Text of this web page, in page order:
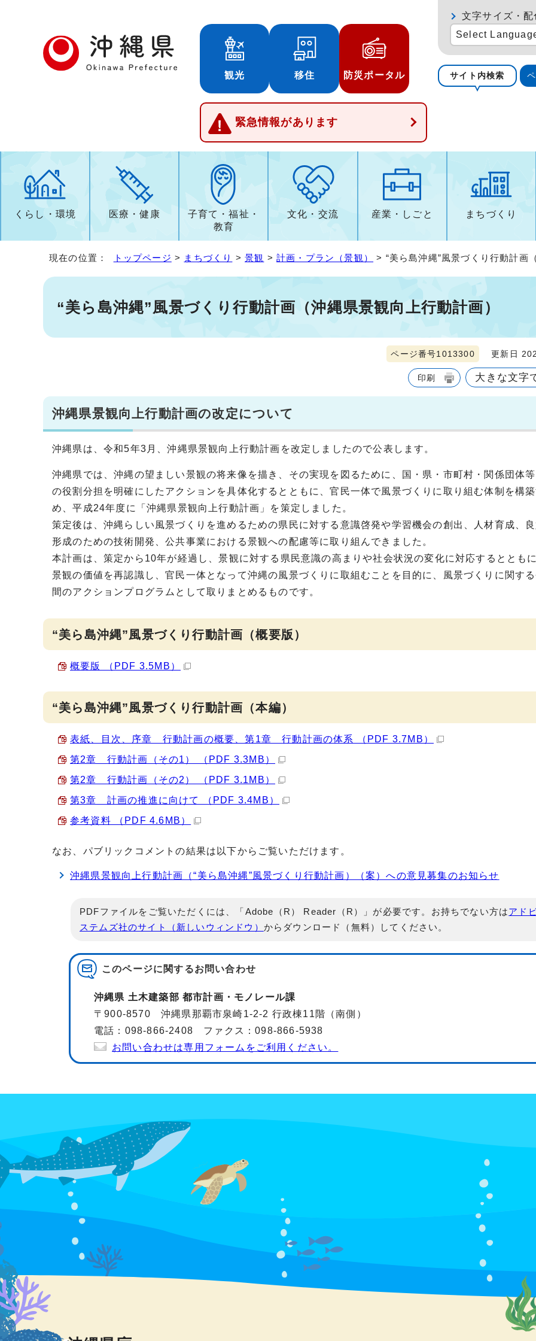
観光 移住 防災ポータル
緊急情報があります
文字サイズ・
Select
サイト内検索
くらし・環境 医療・健康
子育て・福祉・
教育
文化・交流 産業・しごと まちづくり
現在の位置： トップページ > まちづくり >景観 >計画・プラン（景観） > “美ら島沖縄”風景づくり行動計画
“美ら島沖縄”風景づくり行動計画（沖縄県景観向上行動計画）
ページ番号1013300 更新日
印刷 大きな文字
沖縄県景観向上行動計画の改定について
沖縄県は、令和5年3月、沖縄県景観向上行動計画を改定しましたので公表します。
沖縄県では、沖縄の望ましい景観の将来像を描き、その実現を図るために、国・県・市町村・関係団体
の役割分担を明確にしたアクションを具体化するとともに、官民一体で風景づくりに取り組む体制を構
め、平成24年度に「沖縄県景観向上行動計画」を策定しました。
策定後は、沖縄らしい風景づくりを進めるための県民に対する意識啓発や学習機会の創出、人材育成、
形成のための技術開発、公共事業における景観への配慮等に取り組んできました。
本計画は、策定から10年が経過し、景観に対する県民意識の高まりや社会状況の変化に対応するととも
景観の価値を再認識し、官民一体となって沖縄の風景づくりに取組むことを目的に、風景づくりに関す
間のアクションプログラムとして取りまとめるものです。
“美ら島沖縄”風景づくり行動計画（概要版）
概要版 （PDF 3.5MB）
“美ら島沖縄”風景づくり行動計画（本編）
表紙、目次、序章 行動計画の概要、第1章 行動計画の体系 （PDF 3.7MB）
第2章 行動計画（その1） （PDF 3.3MB）
第2章 行動計画（その2） （PDF 3.1MB）
第3章 計画の推進に向けて （PDF 3.4MB）
参考資料 （PDF 4.6MB）
なお、パブリックコメントの結果は以下からご覧いただけます。
沖縄県景観向上行動計画（“美ら島沖縄”風景づくり行動計画）（案）への意見募集のお知らせ
PDFファイルをご覧いただくには、「Adobe（R） Reader（R）」が必要です。お持ちでない方はアド
ステムズ社のサイト（新しいウィンドウ） からダウンロード（無料）してください。
このページに関するお問い合わせ
沖縄県 土木建築部 都市計画・モノレール課
〒900-8570 沖縄県那覇市泉崎1-2-2 行政棟11階（南側）
電話：098-866-2408 ファクス：098-866-5938
お問い合わせは専用フォームをご利用ください。